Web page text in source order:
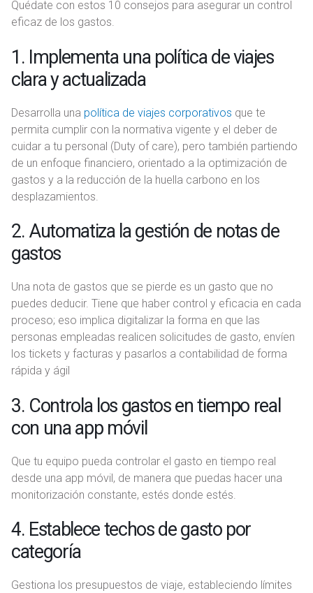
Quédate con estos 10 consejos para asegurar un control
eficaz de los gastos.
1. Implementa una política de viajes
clara y actualizada
Desarrolla una política de viajes corporativos que te
permita cumplir con la normativa vigente y el deber de
cuidar a tu personal (Duty of care), pero también partiendo
de un enfoque financiero, orientado a la optimización de
gastos y a la reducción de la huella carbono en los
desplazamientos.
2. Automatiza la gestión de notas de
gastos
Una nota de gastos que se pierde es un gasto que no
puedes deducir. Tiene que haber control y eficacia en cada
proceso; eso implica digitalizar la forma en que las
personas empleadas realicen solicitudes de gasto, envíen
los tickets y facturas y pasarlos a contabilidad de forma
rápida y ágil
3. Controla los gastos en tiempo real
con una app móvil
Que tu equipo pueda controlar el gasto en tiempo real
desde una app móvil, de manera que puedas hacer una
monitorización constante, estés donde estés.
4. Establece techos de gasto por
categoría
Gestiona los presupuestos de viaje, estableciendo límites